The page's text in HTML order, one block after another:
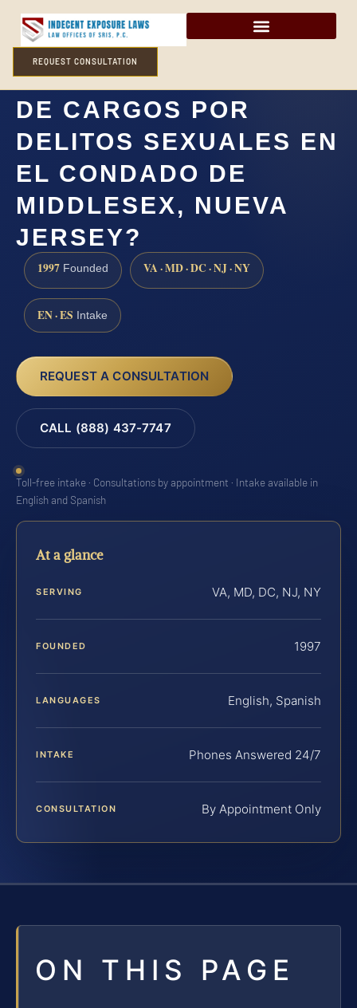
REQUEST CONSULTATION
¿CÓMO DEFENDERSE
DE CARGOS POR
DELITOS SEXUALES EN
EL CONDADO DE
MIDDLESEX, NUEVA
JERSEY?
1997 Founded VA · MD · DC · NJ · NY
EN · ES Intake
REQUEST A CONSULTATION
CALL (888) 437-7747
Toll-free intake · Consultations by appointment · Intake available in
English and Spanish
At a glance
SERVING VA, MD, DC, NJ, NY
FOUNDED 1997
LANGUAGES English, Spanish
INTAKE Phones Answered 24/7
CONSULTATION By Appointment Only
ON THIS PAGE